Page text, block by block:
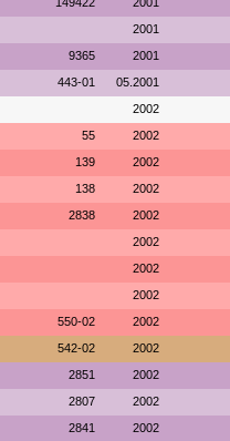
2001
9365 2001
443-01 05.2001
2002
55 2002
139 2002
138 2002
2838 2002
2002
2002
2002
550-02 2002
542-02 2002
2851 2002
2807 2002
2841 2002